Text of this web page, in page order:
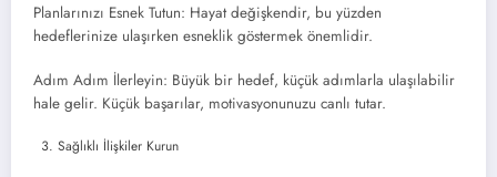
Planlarınızı Esnek Tutun: Hayat değişkendir, bu yüzden
hedeflerinize ulaşırken esneklik göstermek önemlidir.
Adım Adım İlerleyin: Büyük bir hedef, küçük adımlarla ulaşılabilir
hale gelir. Küçük başarılar, motivasyonunuzu canlı tutar.
Sağlıklı İlişkiler Kurun